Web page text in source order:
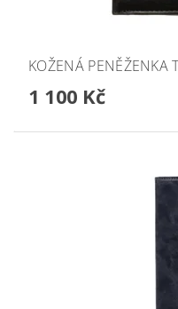
KOŽENÁ PENĚŽENKA
1 100 Kč